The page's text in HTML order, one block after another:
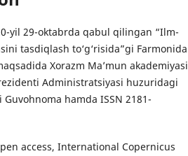
yil 29-oktabrda qabul qilingan “Ilm-
tasdiqlash to‘g‘risida”gi Farmonida
Xorazm Maʼmun akademiyasi
Administratsiyasi huzuridagi
hamda ISSN 2181-
access, International Copernicus